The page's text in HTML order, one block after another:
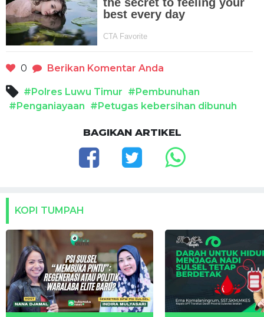
0 Berikan Komentar Anda
#Polres Luwu Timur #Pembunuhan
#Penganiayaan #Petugas kebersihan dibunuh
BAGIKAN ARTIKEL
KOPI TUMPAH